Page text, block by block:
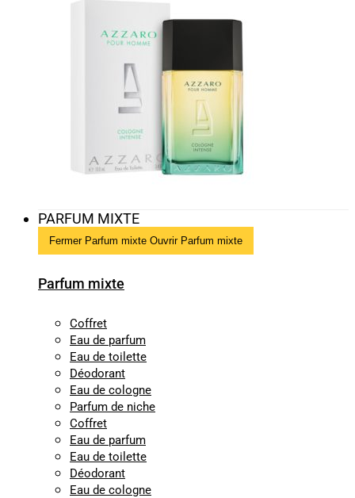
PARFUM MIXTE
Fermer Parfum mixte Ouvrir Parfum mixte
Parfum mixte
Coffret
Eau de parfum
Eau de toilette
Déodorant
Eau de cologne
Parfum de niche
Coffret
Eau de parfum
Eau de toilette
Déodorant
Eau de cologne